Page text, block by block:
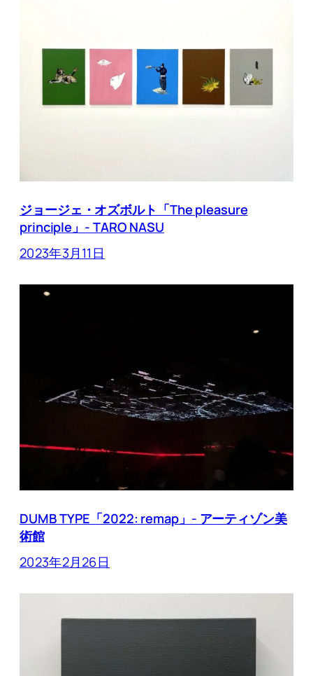
ジョージェ・オズボルト「The pleasure
principle」- TARO NASU
2023年3月11日
DUMB TYPE「2022: remap」- アーティゾン美
術館
2023年2月26日